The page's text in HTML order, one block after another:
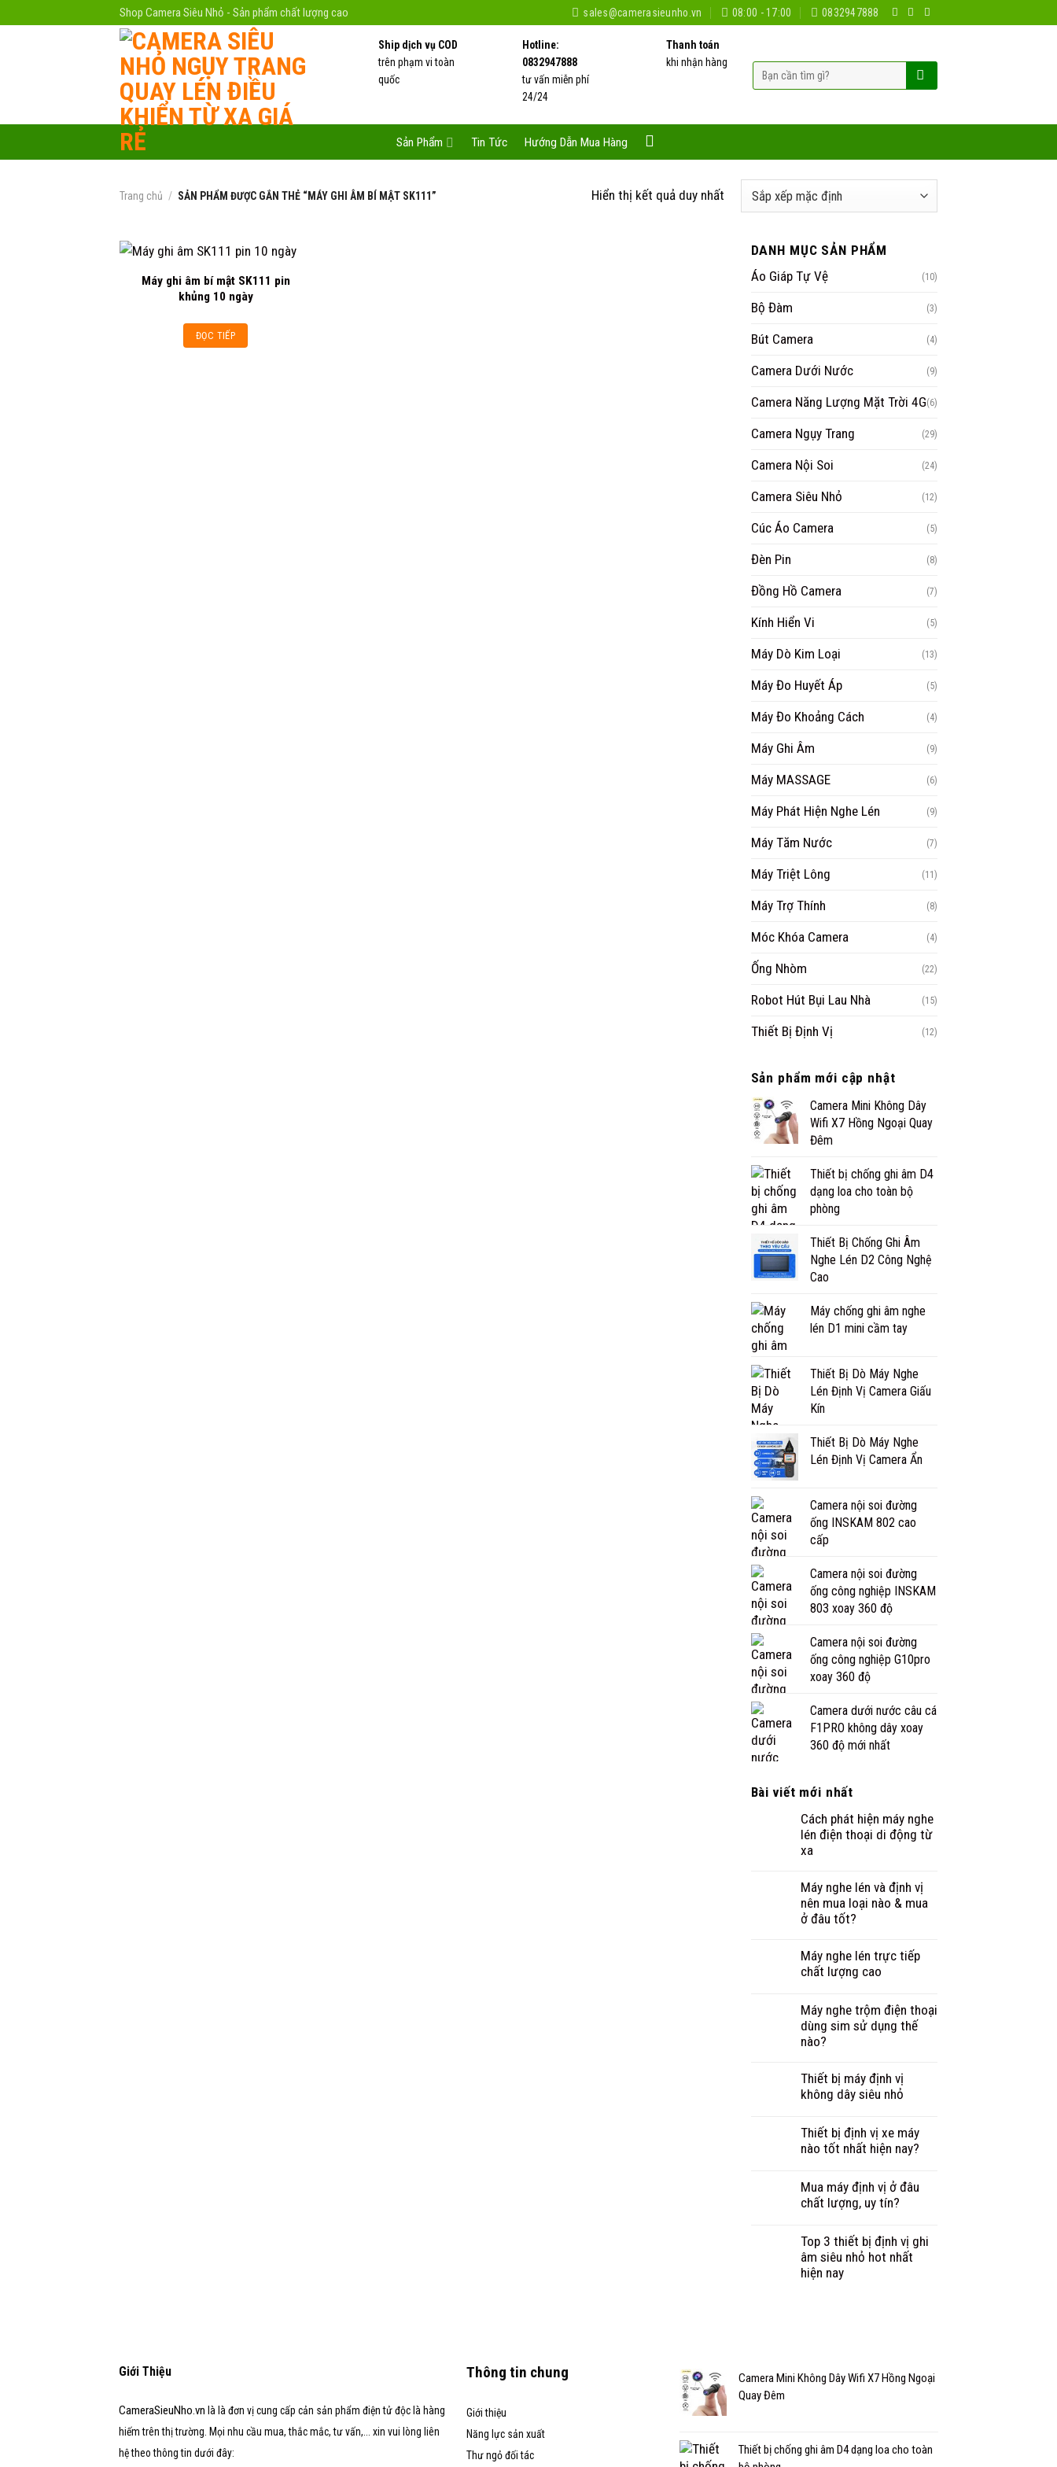
Shop Camera Siêu Nhỏ - Sản phẩm chất lượng cao sales@camerasieunho.vn 08:00 - 17:00 0832947888
Ship dịch vụ COD
trên phạm vi toàn
quốc
Hotline:
0832947888
tư vấn miễn phí
24/24
Thanh toán
khi nhận hàng
Tìm
kiếm:
Sản Phẩm Tin Tức Hướng Dẫn Mua Hàng
Trang chủ / SẢN PHẨM ĐƯỢC GẮN THẺ “MÁY GHI ÂM BÍ MẬT SK111” Hiển thị kết quả duy nhất
Máy ghi âm bí mật SK111 pin
khủng 10 ngày
ĐỌC TIẾP
DANH MỤC SẢN PHẨM
Áo Giáp Tự Vệ
(10)
Bộ Đàm (3)
Bút Camera (4)
Camera Dưới Nước (9)
Camera Năng Lượng Mặt Trời 4G(6)
Camera Ngụy Trang (29)
Camera Nội Soi (24)
Camera Siêu Nhỏ (12)
Cúc Áo Camera (5)
Đèn Pin (8)
Đồng Hồ Camera (7)
Kính Hiển Vi (5)
Máy Dò Kim Loại (13)
Máy Đo Huyết Áp (5)
Máy Đo Khoảng Cách (4)
Máy Ghi Âm (9)
Máy MASSAGE (6)
Máy Phát Hiện Nghe Lén (9)
Máy Tăm Nước (7)
Máy Triệt Lông (11)
Máy Trợ Thính (8)
Móc Khóa Camera (4)
Ống Nhòm (22)
Robot Hút Bụi Lau Nhà (15)
Thiết Bị Định Vị (12)
Sản phẩm mới cập nhật
Camera Mini Không Dây
Wifi X7 Hồng Ngoại Quay
Đêm
Thiết bị chống ghi âm D4
dạng loa cho toàn bộ
phòng
Thiết Bị Chống Ghi Âm
Nghe Lén D2 Công Nghệ
Cao
Máy chống ghi âm nghe
lén D1 mini cầm tay
Thiết Bị Dò Máy Nghe
Lén Định Vị Camera Giấu
Kín
Thiết Bị Dò Máy Nghe
Lén Định Vị Camera Ẩn
Camera nội soi đường
ống INSKAM 802 cao
cấp
Camera nội soi đường
ống công nghiệp INSKAM
803 xoay 360 độ
Camera nội soi đường
ống công nghiệp G10pro
xoay 360 độ
Camera dưới nước câu cá
F1PRO không dây xoay
360 độ mới nhất
Bài viết mới nhất
Cách phát hiện máy nghe
lén điện thoại di động từ
xa
Máy nghe lén và định vị
nên mua loại nào & mua
ở đâu tốt?
Máy nghe lén trực tiếp
chất lượng cao
Máy nghe trộm điện thoại
dùng sim sử dụng thế
nào?
Thiết bị máy định vị
không dây siêu nhỏ
Thiết bị định vị xe máy
nào tốt nhất hiện nay?
Mua máy định vị ở đâu
chất lượng, uy tín?
Top 3 thiết bị định vị ghi
âm siêu nhỏ hot nhất
hiện nay
Giới Thiệu
CameraSieuNho.vn là là đơn vị cung cấp cản sản phẩm điện tử độc là hàng
hiếm trên thị trường. Mọi nhu cầu mua, thắc mắc, tư vấn,... xin vui lòng liên
hệ theo thông tin dưới đây:
Thông tin chung
Giới thiệu
Năng lực sản xuất
Thư ngỏ đối tác
Camera Mini Không Dây Wifi X7 Hồng Ngoại
Quay Đêm
Thiết bị chống ghi âm D4 dạng loa cho toàn